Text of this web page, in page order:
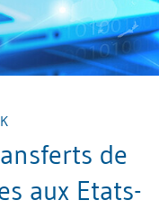
de
aux Etats-